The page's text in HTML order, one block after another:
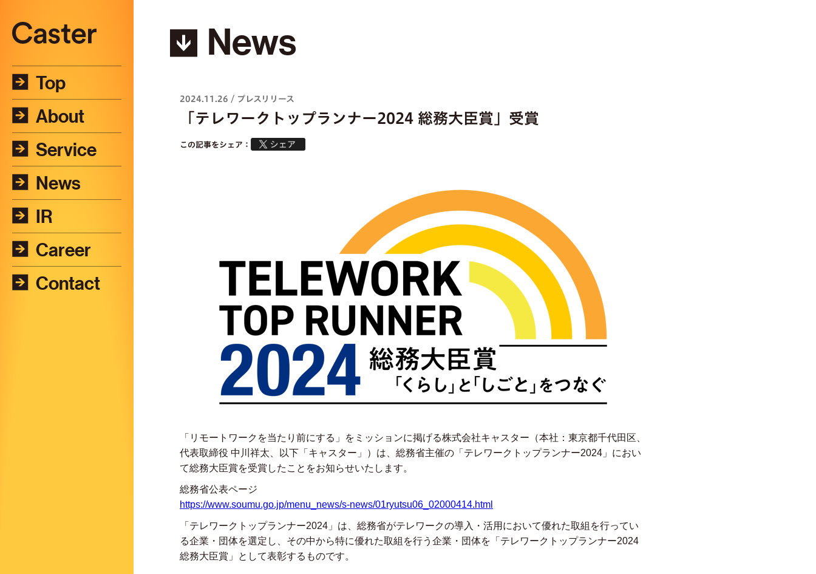
Top
About
Service
News
IR
Career
Contact
News
2024.11.26 / プレスリリース
「テレワークトップランナー2024 総務大臣賞」受賞
この記事をシェア：
「リモートワークを当たり前にする」をミッションに掲げる株式会社キャスター（本社：東京都千代田区、
代表取締役 中川祥太、以下「キャスター」）は、総務省主催の「テレワークトップランナー2024」におい
て総務大臣賞を受賞したことをお知らせいたします。
総務省公表ページ
https://www.soumu.go.jp/menu_news/s-news/01ryutsu06_02000414.html
「テレワークトップランナー2024」は、総務省がテレワークの導入・活用において優れた取組を行ってい
る企業・団体を選定し、その中から特に優れた取組を行う企業・団体を「テレワークトップランナー2024
総務大臣賞」として表彰するものです。